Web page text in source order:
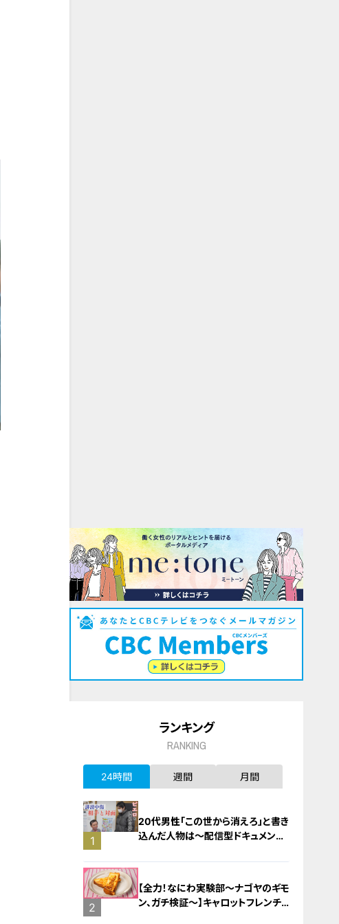
ランキング
RANKING
24時間 週間 月間
1
20代男性「この世から消えろ」と書き
込んだ人物は～配信型ドキュメンタ
０話
2
【全力！なにわ実験部～ナゴヤのギモ
ン、ガチ検証～】キャロットフレンチ